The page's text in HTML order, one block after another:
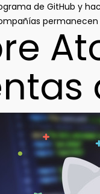
de GitHub y